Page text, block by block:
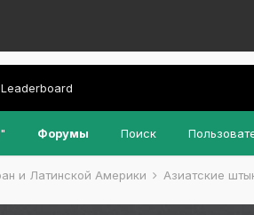
Форумы Поиск
Leaderboard
и Латинской Америки Азиатские